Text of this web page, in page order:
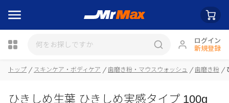
ログイン
新規登録
トップ スキンケア・ボディケア 歯磨き粉・マウスウォッシュ 歯磨き粉
ひきしめ生葉 ひきしめ実感タイプ 100g